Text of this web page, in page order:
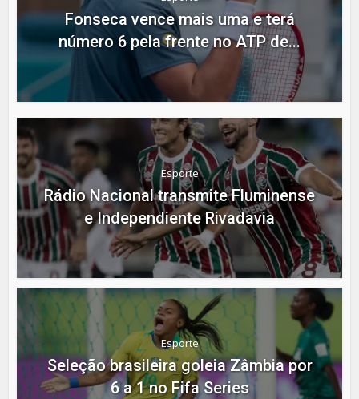
Fonseca vence mais uma e terá
número 6 pela frente no ATP de...
Esporte
Rádio Nacional transmite Fluminense
e Independiente Rivadavia
Esporte
Seleção brasileira goleia Zâmbia por
6 a 1 no Fifa Series